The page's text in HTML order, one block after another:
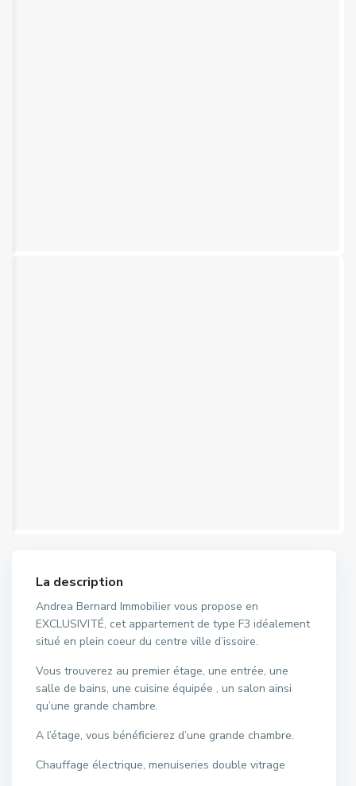
La description
Andrea Bernard Immobilier vous propose en
EXCLUSIVITÉ, cet appartement de type F3 idéalement
situé en plein coeur du centre ville d’issoire.
Vous trouverez au premier étage, une entrée, une
salle de bains, une cuisine équipée , un salon ainsi
qu’une grande chambre.
A l’étage, vous bénéficierez d’une grande chambre.
Chauffage électrique, menuiseries double vitrage